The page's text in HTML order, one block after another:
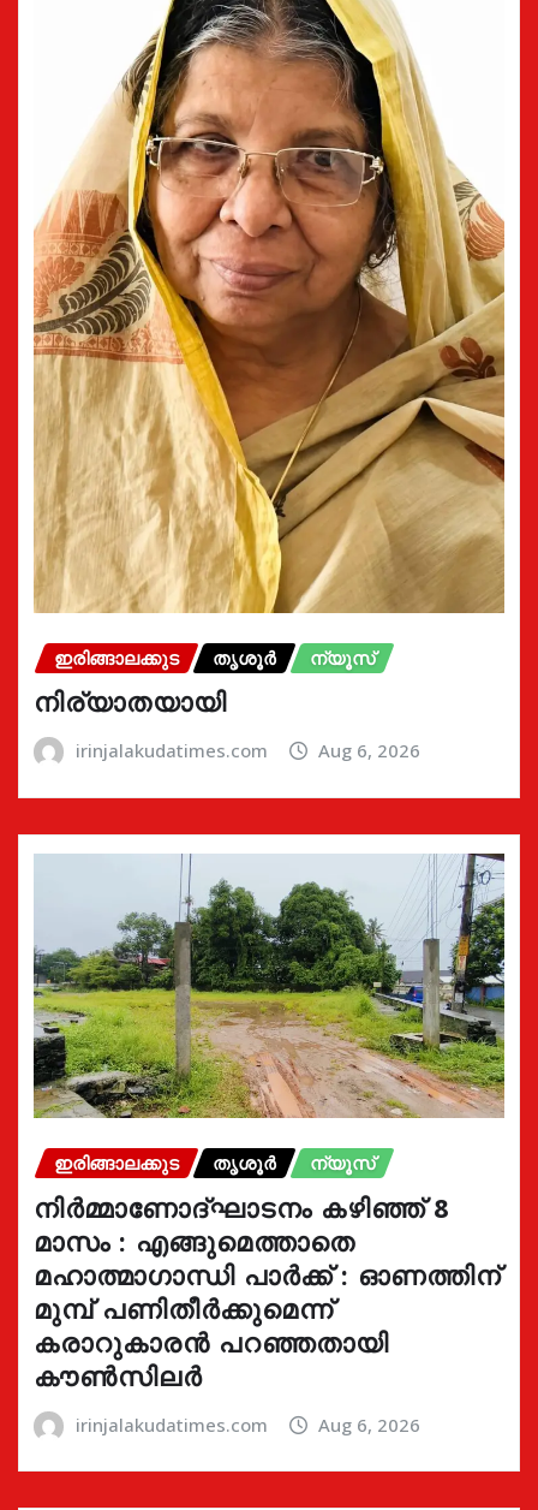
ഇരിങ്ങാലക്കുട തൃശൂർ ന്യൂസ്
നിര്യാതയായി
irinjalakudatimes.com Aug 6, 2026
ഇരിങ്ങാലക്കുട തൃശൂർ ന്യൂസ്
നിർമ്മാണോദ്ഘാടനം കഴിഞ്ഞ് 8
മാസം : എങ്ങുമെത്താതെ
മഹാത്മാഗാന്ധി പാർക്ക് : ഓണത്തിന്
മുമ്പ് പണിതീർക്കുമെന്ന്
കരാറുകാരൻ പറഞ്ഞതായി
കൗൺസിലർ
irinjalakudatimes.com Aug 6, 2026